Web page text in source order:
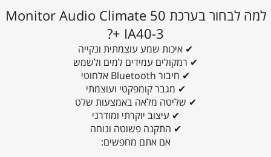
למה לבחור בערכת Monitor Audio Climate 50
+ IA40-3?
✔ איכות שמע עוצמתית ונקייה
✔ רמקולים עמידים למים ולשמש
✔ חיבור Bluetooth אלחוטי
✔ מגבר קומפקטי ועוצמתי
✔ שליטה מלאה באמצעות שלט
✔ עיצוב יוקרתי ומודרני
✔ התקנה פשוטה ונוחה
אם אתם מחפשים: